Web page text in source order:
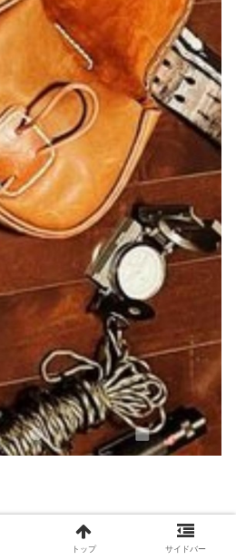
2022/02/11(金) 21:08:04.099
トップ サイドバー